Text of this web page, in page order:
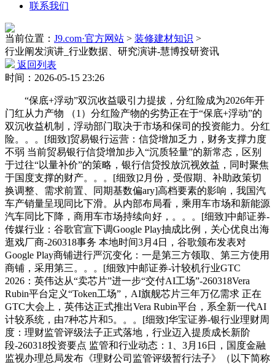
联系我们
当前位置： J9.com·官方网站 > 装修建材知识 >
行业阐发演讲_行业数据、研究演讲-慧博投研资讯
返回列表
时间：2026-05-15 23:26
“保底+浮动”双沉收益吸引力提拔，分红险成为2026年开
门红从力产物 （1）分红险产物的劣势正在于“保底+浮动”的
双沉收益机制，浮动部门取决于市场和保司的投资能力。分红
险。。。[细致]贸易银行运营：信贷增加乏力，财务支撑力度
不弱 当前贸易银行信贷增加步入“沉质轻量”的新常态，区别
于过往“以量补价”的策略，银行信贷投放沉视效益，同时聚焦
于国度支撑的财产。。。[细致]2月份，受假期、补助政策切
换调整、需求前置、同期基数偏ary]高档要素的影响，我国汽
车产销量呈现同比下滑。从内部布局看，乘用车市场和新能源
汽车同比下降，商用车市场持续向好，。。。[细致]中邮证券-
传媒行业：谷歌官宣下调Google Play抽成比例，关心优良出海
逛戏厂商-260318事务 本地时间3月4日，谷歌颁布发表对
Google Play商铺进行严沉变化：一是第三方领取、第三方使用
商铺，采用第三。。。[细致]中邮证券-计较机行业GTC
2026：英伟达从“卖芯片”进一步“交付AI工场”-260318Vera
Rubin平台定义“Token工场”，AI旗舰芯片三年万亿需求 正在
GTC大会上，英伟达正式推出Vera Rubin平台，系全新一代AI
计较系统，由7种芯片和5。。。[细致]华宝证券-银行业理财周
度：理财监管评级法子正式落地，行业迈入提质成长新阶
段-260318投资要点 监管和行业动态：1、3月16日，国度金融
监视办理总局发布《理财公司监管评级暂行法子》（以下简称